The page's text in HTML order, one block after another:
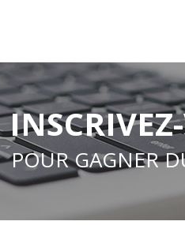
POUR GAGNER